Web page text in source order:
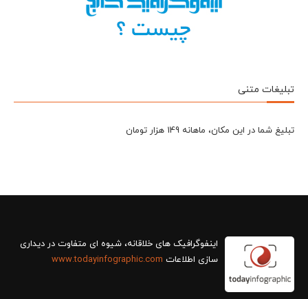
تبلیغات متنی
تبلیغ شما در این مکان، ماهانه 149 هزار تومان
سازی اطلاعات www.todayinfographic.com